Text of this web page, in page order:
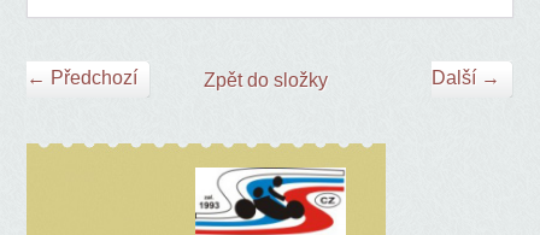
← Předchozí Další →
Zpět do složky